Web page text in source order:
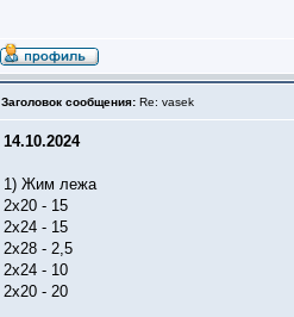
Заголовок сообщения: Re: vasek
14.10.2024
1) Жим лежа
2х20 - 15
2х24 - 15
2х28 - 2,5
2х24 - 10
2х20 - 20